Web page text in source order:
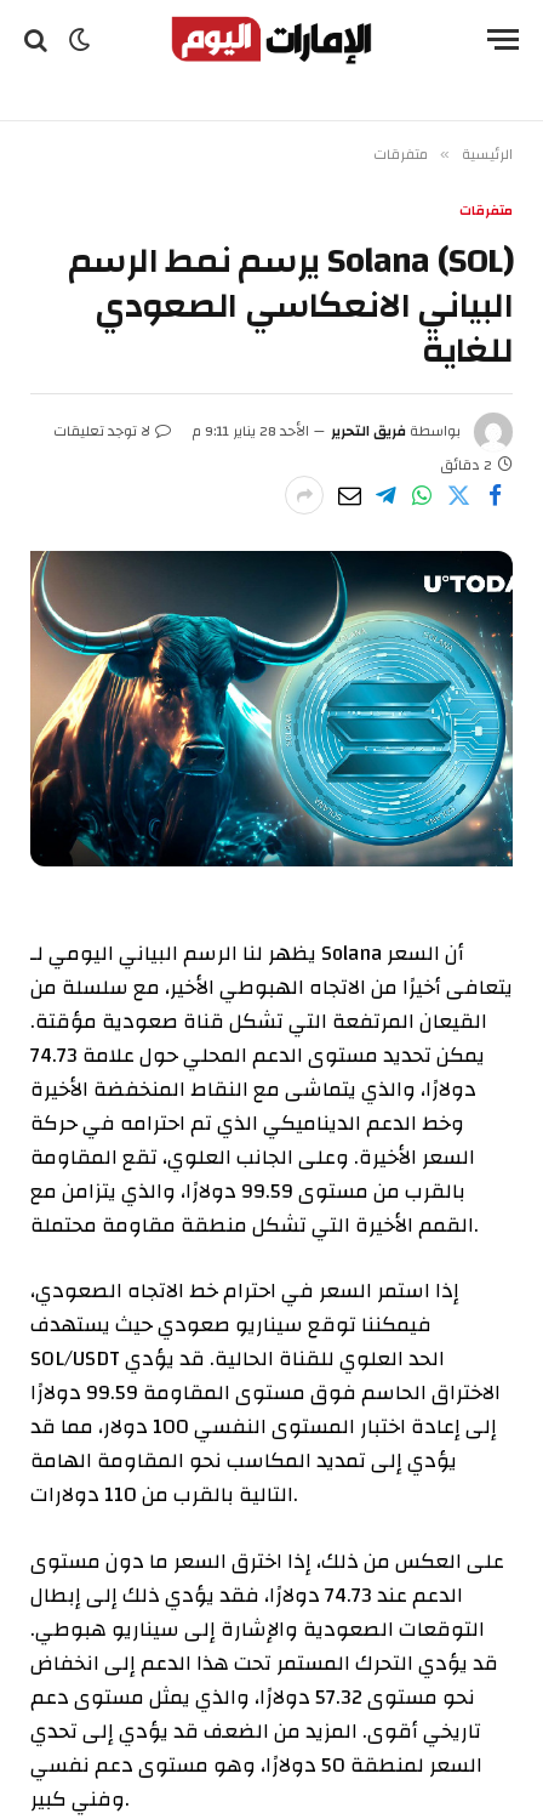
الرئيسية » متفرقات
متفرقات
Solana (SOL) يرسم نمط الرسم
البياني الانعكاسي الصعودي
للغاية
بواسطةفريق التحرير الأحد 28 يناير 9:11 م
لا توجد تعليقات
2 دقائق
يظهر لنا الرسم البياني اليومي لـ Solana أن السعر
يتعافى أخيرًا من الاتجاه الهبوطي الأخير، مع سلسلة من
القيعان المرتفعة التي تشكل قناة صعودية مؤقتة.
يمكن تحديد مستوى الدعم المحلي حول علامة 74.73
دولارًا، والذي يتماشى مع النقاط المنخفضة الأخيرة
وخط الدعم الديناميكي الذي تم احترامه في حركة
السعر الأخيرة. وعلى الجانب العلوي، تقع المقاومة
بالقرب من مستوى 99.59 دولارًا، والذي يتزامن مع
القمم الأخيرة التي تشكل منطقة مقاومة محتملة.
إذا استمر السعر في احترام خط الاتجاه الصعودي،
فيمكننا توقع سيناريو صعودي حيث يستهدف
SOL/USDT الحد العلوي للقناة الحالية. قد يؤدي
الاختراق الحاسم فوق مستوى المقاومة 99.59 دولارًا
إلى إعادة اختبار المستوى النفسي 100 دولار، مما قد
يؤدي إلى تمديد المكاسب نحو المقاومة الهامة
التالية بالقرب من 110 دولارات.
على العكس من ذلك، إذا اخترق السعر ما دون مستوى
الدعم عند 74.73 دولارًا، فقد يؤدي ذلك إلى إبطال
التوقعات الصعودية والإشارة إلى سيناريو هبوطي.
قد يؤدي التحرك المستمر تحت هذا الدعم إلى انخفاض
نحو مستوى 57.32 دولارًا، والذي يمثل مستوى دعم
تاريخي أقوى. المزيد من الضعف قد يؤدي إلى تحدي
السعر لمنطقة 50 دولارًا، وهو مستوى دعم نفسي
وفني كبير.